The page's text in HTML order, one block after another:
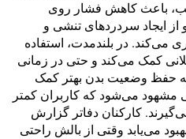
باعث کاهش فشار روی
ایجاد سردردهای تنشی و
می‌کند. در بلندمدت، استفاده
کمک می‌کند و حتی در زمانی
حفظ وضعیت بدن بهتر کمک
مشهود می‌شود که کاربران کمتر
کارکنان دفاتر گزارش
می‌یابد وقتی از بالش راحتی